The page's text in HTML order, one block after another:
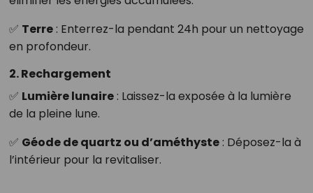
✅ Terre: Enterrez-la pendant 24h pour un nettoyage
en profondeur.
2. Rechargement
✅ Lumière lunaire: Laissez-la exposée à la lumière
de la pleine lune.
✅ Géode de quartz ou d’améthyste: Déposez-la à
l’intérieur pour la revitaliser.